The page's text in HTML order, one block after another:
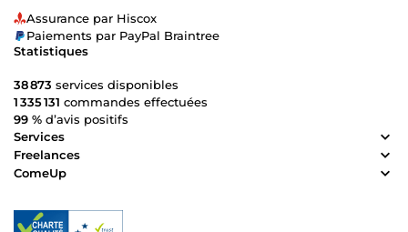
assured that my services will surpass your expectations. 🙋
Have a question or a project in mind? Feel free to reach
out to me by simply clicking on the &quot;Contact&quot;
button, and I'll promptly respond with enthusiasm!
Looking forward to connecting with you soon on
ComeUp.com.
Assurance par Hiscox
Paiements par PayPal Braintree
Statistiques
38 873 services disponibles
1 335 131 commandes effectuées
99 % d’avis positifs
Services
Freelances
ComeUp